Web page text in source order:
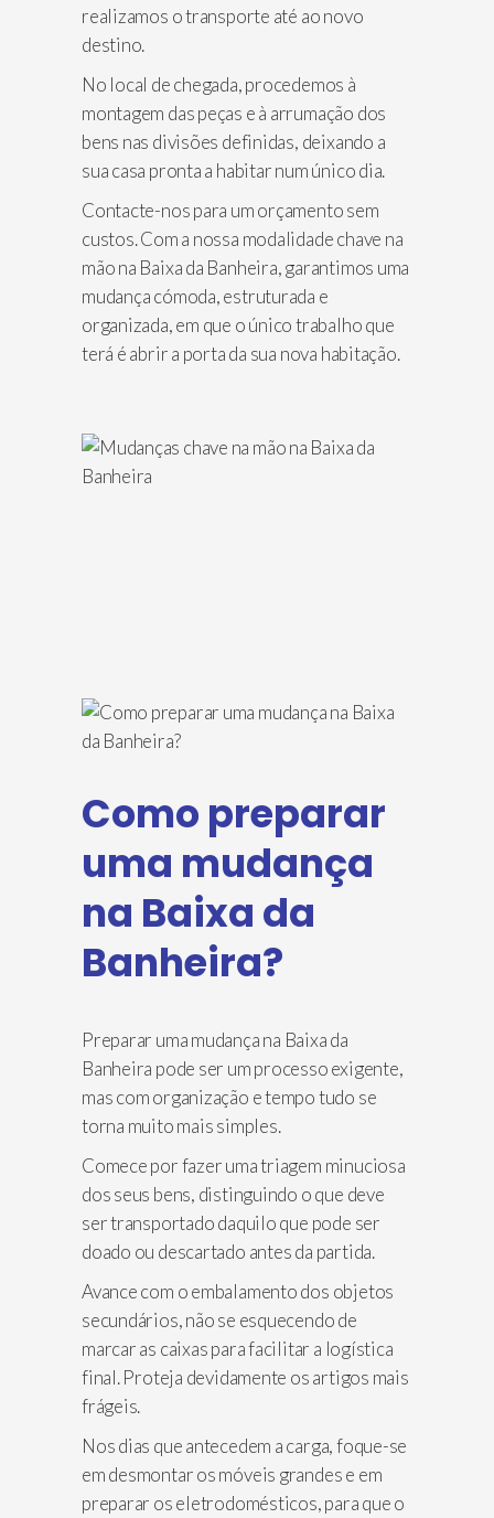
realizamos o transporte até ao novo
destino.
No local de chegada, procedemos à
montagem das peças e à arrumação dos
bens nas divisões definidas, deixando a
sua casa pronta a habitar num único dia.
Contacte-nos para um orçamento sem
custos. Com a nossa modalidade chave na
mão na Baixa da Banheira, garantimos uma
mudança cómoda, estruturada e
organizada, em que o único trabalho que
terá é abrir a porta da sua nova habitação.
Como preparar
uma mudança
na Baixa da
Banheira?
Preparar uma mudança na Baixa da
Banheira pode ser um processo exigente,
mas com organização e tempo tudo se
torna muito mais simples.
Comece por fazer uma triagem minuciosa
dos seus bens, distinguindo o que deve
ser transportado daquilo que pode ser
doado ou descartado antes da partida.
Avance com o embalamento dos objetos
secundários, não se esquecendo de
marcar as caixas para facilitar a logística
final. Proteja devidamente os artigos mais
frágeis.
Nos dias que antecedem a carga, foque-se
em desmontar os móveis grandes e em
preparar os eletrodomésticos, para que o